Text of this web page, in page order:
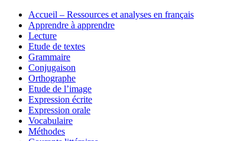
Aller
contenu
Accueil – Ressources et analyses en français
Apprendre à apprendre
Lecture
Etude de textes
Grammaire
Conjugaison
Orthographe
Etude de l’image
Expression écrite
Expression orale
Vocabulaire
Méthodes